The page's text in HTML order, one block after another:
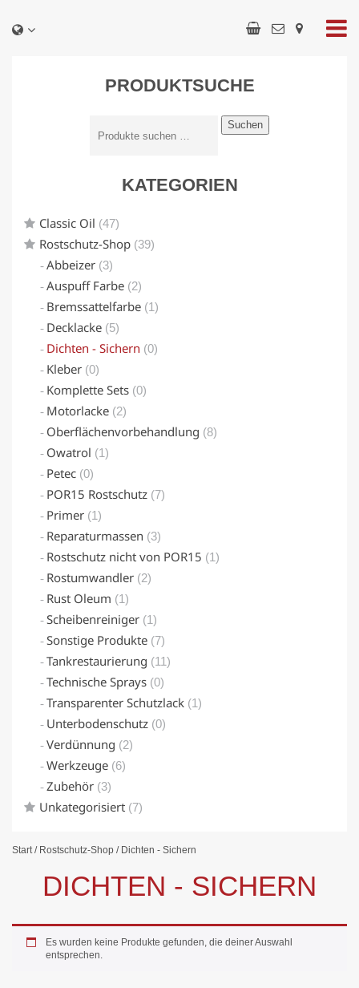
PRODUKTSUCHE
Suchen
KATEGORIEN
Classic Oil (47)
Rostschutz-Shop (39)
Abbeizer (3)
Auspuff Farbe (2)
Bremssattelfarbe (1)
Decklacke (5)
Dichten - Sichern (0)
Kleber (0)
Komplette Sets (0)
Motorlacke (2)
Oberflächenvorbehandlung (8)
Owatrol (1)
Petec (0)
POR15 Rostschutz (7)
Primer (1)
Reparaturmassen (3)
Rostschutz nicht von POR15 (1)
Rostumwandler (2)
Rust Oleum (1)
Scheibenreiniger (1)
Sonstige Produkte (7)
Tankrestaurierung (11)
Technische Sprays (0)
Transparenter Schutzlack (1)
Unterbodenschutz (0)
Verdünnung (2)
Werkzeuge (6)
Zubehör (3)
Unkategorisiert (7)
Start/ Rostschutz-Shop / Dichten - Sichern
DICHTEN - SICHERN
Es wurden keine Produkte gefunden, die deiner Auswahl
entsprechen.